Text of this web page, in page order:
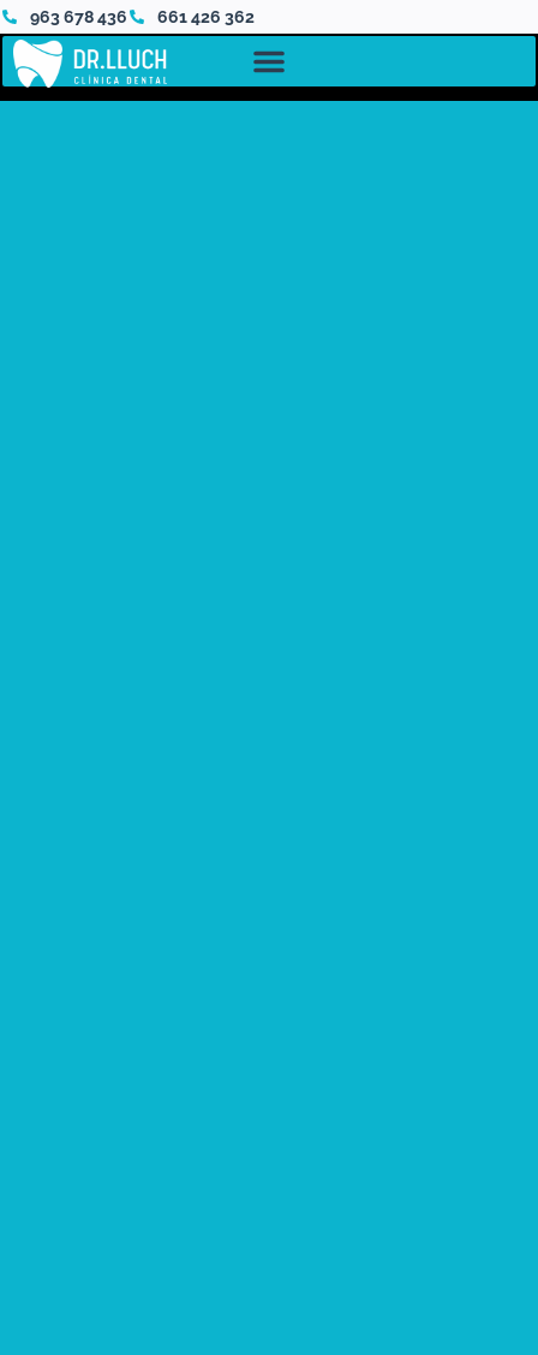
963 678 436 661 426 362